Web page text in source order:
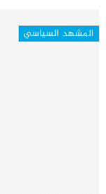
المشهد السياسي